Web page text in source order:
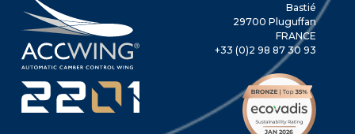
Bastié
29700 Pluguffan
FRANCE
+33 (0)2 98 87 30 93